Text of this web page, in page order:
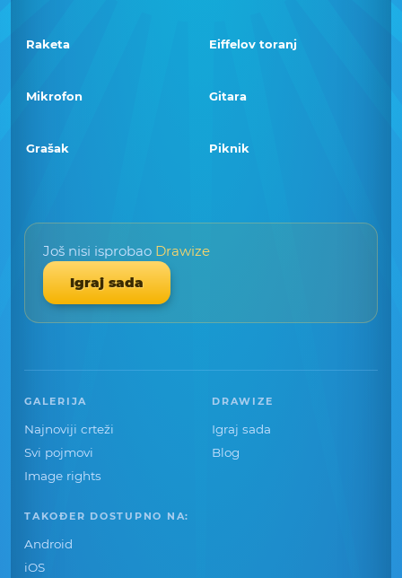
Raketa Eiffelov toranj
Mikrofon Gitara
Grašak Piknik
Još nisi isprobao Drawize
Igraj sada
GALERIJA
Najnoviji crteži
Svi pojmovi
Image rights
DRAWIZE
Igraj sada
Blog
TAKOĐER DOSTUPNO NA:
Android
iOS